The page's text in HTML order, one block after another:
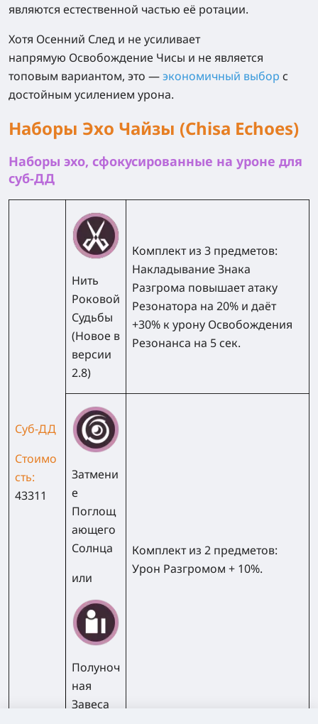
являются естественной частью её ротации.
Хотя Осенний След и не усиливает
напрямую Освобождение Чисы и не является
топовым вариантом, это —экономичный выбор с
достойным усилением урона.
Наборы Эхо Чайзы (Chisa Echoes)
Наборы эхо, сфокусированные на уроне для
суб-ДД
Суб-ДД
Стоимо
сть:
43311
Нить
Роковой
Судьбы
(Новое в
версии
2.8)
Комплект из 3 предметов:
Накладывание Знака
Разгрома повышает атаку
Резонатора на 20% и даёт
+30% к урону Освобождения
Резонанса на 5 сек.
Затмени
е
Поглощ
ающего
Солнца
или
Полуноч
ная
Завеса
Комплект из 2 предметов:
Урон Разгромом + 10%.